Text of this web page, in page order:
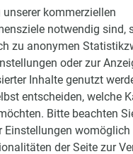
11 weitere Varianten
unserer kommerziellen
notwendig sind,
zu anonymen
oder zur
Inhalte genutzt
entscheiden, welche
Bitte beachten
Einstellungen
der Seite zur